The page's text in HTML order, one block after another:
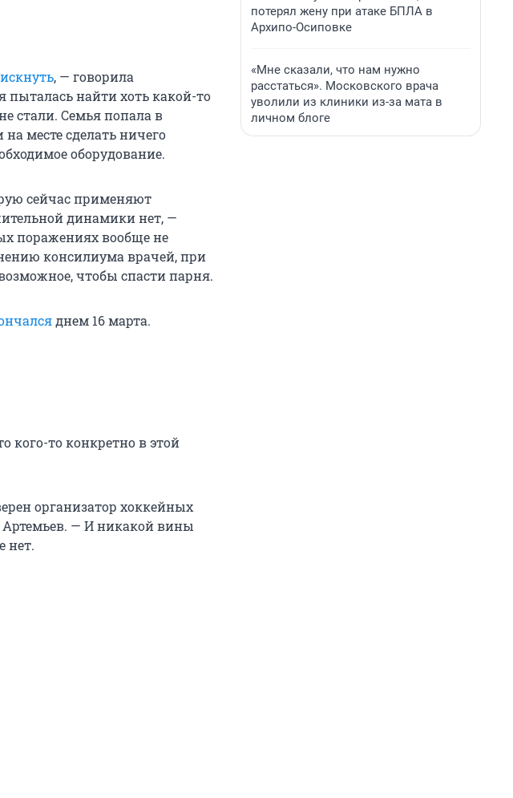
, — говорила
пыталась найти хоть какой-то
стали. Семья попала в
месте сделать ничего
оборудование.
сейчас применяют
динамики нет, —
поражениях вообще не
консилиума врачей, при
чтобы спасти парня.
днем 16 марта.
кого-то конкретно в этой
организатор хоккейных
— И никакой вины
нет.
потерял жену при атаке БПЛА в
Архипо-Осиповке
«Мне сказали, что нам нужно
расстаться». Московского врача
уволили из клиники из-за мата в
личном блоге